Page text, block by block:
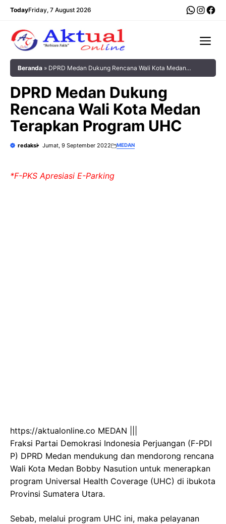
Langsung
TodayFriday, 7 August 2026
Beranda » DPRD Medan Dukung Rencana Wali Kota Medan
DPRD Medan Dukung
Rencana Wali Kota Medan
Terapkan Program UHC
redaksi Jumat, 9 September 2022 MEDAN
*F-PKS Apresiasi E-Parking
https://aktualonline.co MEDAN |||
Fraksi Partai Demokrasi Indonesia Perjuangan (F-PDI
P) DPRD Medan mendukung dan mendorong rencana
Wali Kota Medan Bobby Nasution untuk menerapkan
program Universal Health Coverage (UHC) di ibukota
Provinsi Sumatera Utara.
Sebab, melalui program UHC ini, maka pelayanan